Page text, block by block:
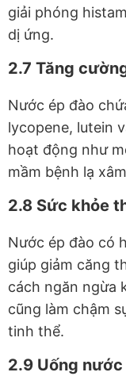
giải phóng
dị ứng.
2.7 Tăng
Nước ép đào
lycopene, lutein
hoạt động như
mầm bệnh lạ
2.8 Sức khỏe
Nước ép đào có
giúp giảm căng
cách ngăn ngừa
cũng làm chậm
tinh thể.
2.9 Uống